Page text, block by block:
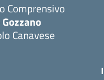
Comprensivo
Canavese